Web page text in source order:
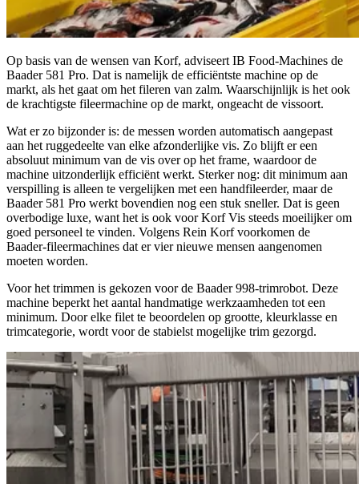
Op basis van de wensen van Korf, adviseert IB Food-Machines de
Baader 581 Pro. Dat is namelijk de efficiëntste machine op de
markt, als het gaat om het fileren van zalm. Waarschijnlijk is het ook
de krachtigste fileermachine op de markt, ongeacht de vissoort.
Wat er zo bijzonder is: de messen worden automatisch aangepast
aan het ruggedeelte van elke afzonderlijke vis. Zo blijft er een
absoluut minimum van de vis over op het frame, waardoor de
machine uitzonderlijk efficiënt werkt. Sterker nog: dit minimum aan
verspilling is alleen te vergelijken met een handfileerder, maar de
Baader 581 Pro werkt bovendien nog een stuk sneller. Dat is geen
overbodige luxe, want het is ook voor Korf Vis steeds moeilijker om
goed personeel te vinden. Volgens Rein Korf voorkomen de
Baader-fileermachines dat er vier nieuwe mensen aangenomen
moeten worden.
Voor het trimmen is gekozen voor de Baader 998-trimrobot. Deze
machine beperkt het aantal handmatige werkzaamheden tot een
minimum. Door elke filet te beoordelen op grootte, kleurklasse en
trimcategorie, wordt voor de stabielst mogelijke trim gezorgd.